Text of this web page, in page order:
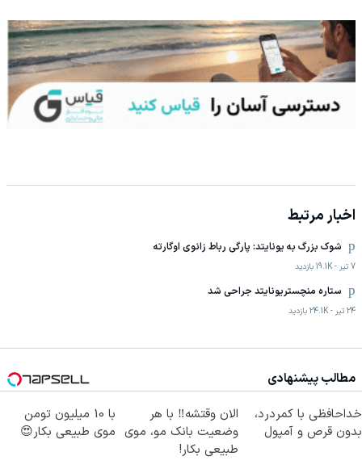
اخبار مرتبط
شوک بزرگ به یونایتد: پارگی رباط زانوی اوگارته
7 تیر -
19.1K بازدید
ستاره منچستریونایتد جراحی شد
24 تیر -
24.1K بازدید
مطالب پیشنهادی
خداحافظی با کمردرد،
بدون قرص و آمپول
الان وقتشه‼️ با هر
وضعیت بانک مو، موی
طبیعی بکار!
با 10 میلیون تومن
موی طبیعی بکار😍